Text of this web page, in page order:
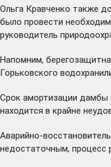
Ольга Кравченко также
было провести
руководитель
Напомним,
Горьковского
Срок амортизации дамбы
находится в крайне
Аварийно-
недостаточным, процесс